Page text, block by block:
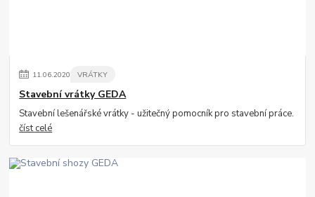
11.06.2020 VRÁTKY
Stavební vrátky GEDA
Stavební lešenářské vrátky - užitečný pomocník pro stavební práce.
číst celé